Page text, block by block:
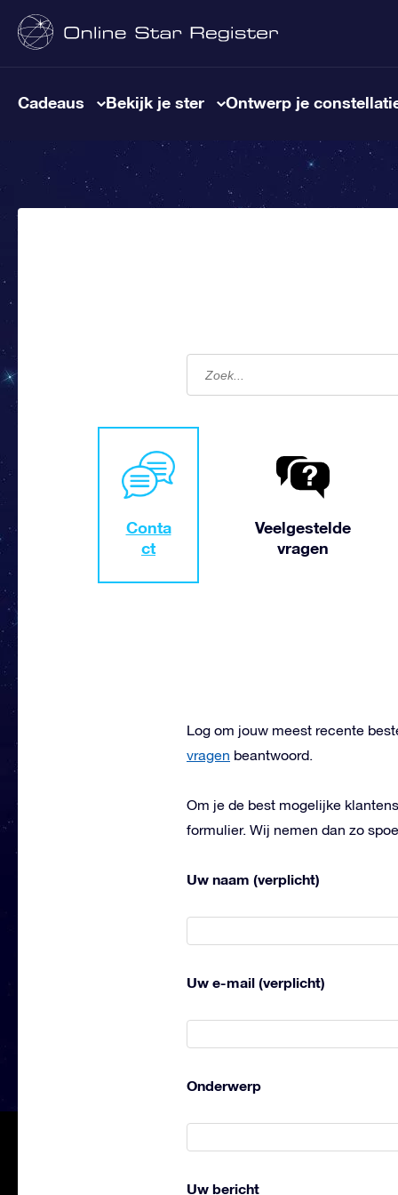
Cadeaus Bekijk je ster Ontwerp je
Conta
ct
Veelgestelde
vragen
Log om jouw meest recente
vragen beantwoord.
Om je de best mogelijke
formulier. Wij nemen dan zo
Uw naam (verplicht)
Uw e-mail (verplicht)
Onderwerp
Uw bericht